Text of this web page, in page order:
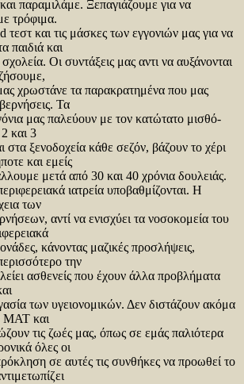
παραμιλάμε. Ξεπαγιάζουμε για να
τρόφιμα.
και τις μάσκες των εγγονιών μας για να
παιδιά και
Οι συντάξεις μας αντι να αυξάνονται
χρωστάνε τα παρακρατημένα που μας
Τα
μας παλεύουν με τον κατώτατο μισθό-
και 3
στα ξενοδοχεία κάθε σεζόν, βάζουν το χέρι
και εμείς
μετά από 30 και 40 χρόνια δουλειάς.
ιατρεία υποβαθμίζονται. Η
των
αντί να ενισχύει τα νοσοκομεία του
κάνοντας μαζικές προσλήψεις,
την
ασθενείς που έχουν άλλα προβλήματα
των υγειονομικών. Δεν διστάζουν ακόμα
ΜΑΤ και
τις ζωές μας, όπως σε εμάς παλιότερα
όλες οι
σε αυτές τις συνθήκες να προωθεί το